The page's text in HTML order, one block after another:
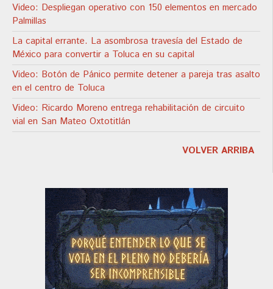
Video: Despliegan operativo con 150 elementos en mercado
Palmillas
La capital errante. La asombrosa travesía del Estado de
México para convertir a Toluca en su capital
Video: Botón de Pánico permite detener a pareja tras asalto
en el centro de Toluca
Video: Ricardo Moreno entrega rehabilitación de circuito
vial en San Mateo Oxtotitlán
VOLVER ARRIBA